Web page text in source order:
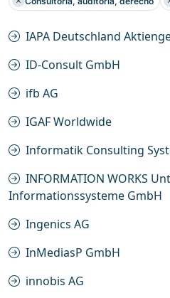
IAPA Deutschland
ID-Consult GmbH
ifb AG
IGAF Worldwide
Informatik Consulting
INFORMATION WORKS
Informationssysteme GmbH
Ingenics AG
InMediasP GmbH
innobis AG